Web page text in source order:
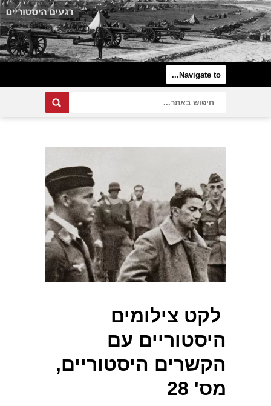
לקט צילומים
היסטוריים עם
הקשרים היסטוריים,
מס' 28